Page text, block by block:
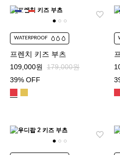
WATERPROOF
프렌치 키즈 부츠
109,000원
179,000원
39% OFF